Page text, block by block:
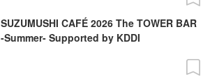
SUZUMUSHI CAFÉ 2026 The TOWER BAR
-Summer- Supported by KDDI